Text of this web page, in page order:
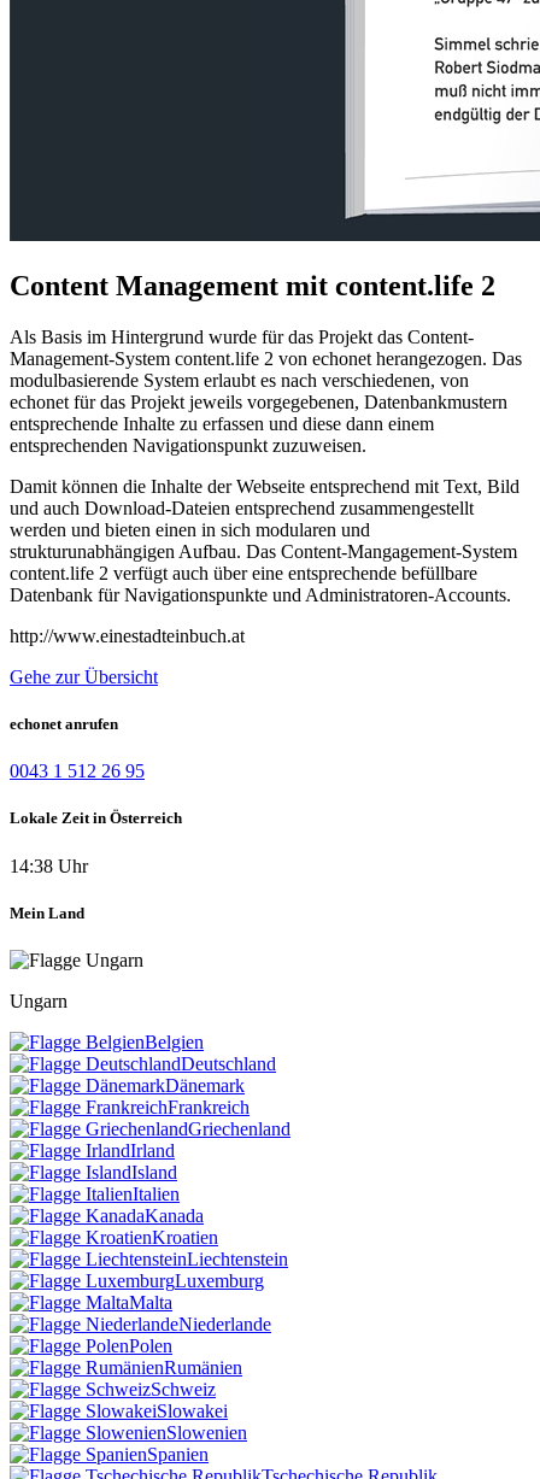
Content Management mit content.life 2
Als Basis im Hintergrund wurde für das Projekt das Content-
Management-System content.life 2 von echonet herangezogen. Das
modulbasierende System erlaubt es nach verschiedenen, von
echonet für das Projekt jeweils vorgegebenen, Datenbankmustern
entsprechende Inhalte zu erfassen und diese dann einem
entsprechenden Navigationspunkt zuzuweisen.
Damit können die Inhalte der Webseite entsprechend mit Text, Bild
und auch Download-Dateien entsprechend zusammengestellt
werden und bieten einen in sich modularen und
strukturunabhängigen Aufbau. Das Content-Mangagement-System
content.life 2 verfügt auch über eine entsprechende befüllbare
Datenbank für Navigationspunkte und Administratoren-Accounts.
http://www.einestadteinbuch.at
Gehe zur Übersicht
echonet anrufen
0043 1 512 26 95
Lokale Zeit in Österreich
14:38 Uhr
Mein Land
Ungarn
Belgien
Deutschland
Dänemark
Frankreich
Griechenland
Irland
Island
Italien
Kanada
Kroatien
Liechtenstein
Luxemburg
Malta
Niederlande
Polen
Rumänien
Schweiz
Slowakei
Slowenien
Spanien